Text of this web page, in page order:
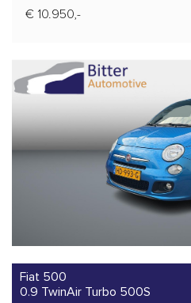
€ 10.950,-
Fiat 500
0.9 TwinAir Turbo 500S